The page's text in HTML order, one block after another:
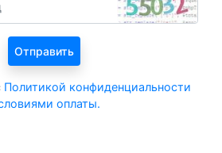
Политикой конфиденциальности
оплаты.